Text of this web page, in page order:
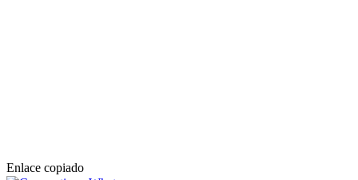
Enlace copiado